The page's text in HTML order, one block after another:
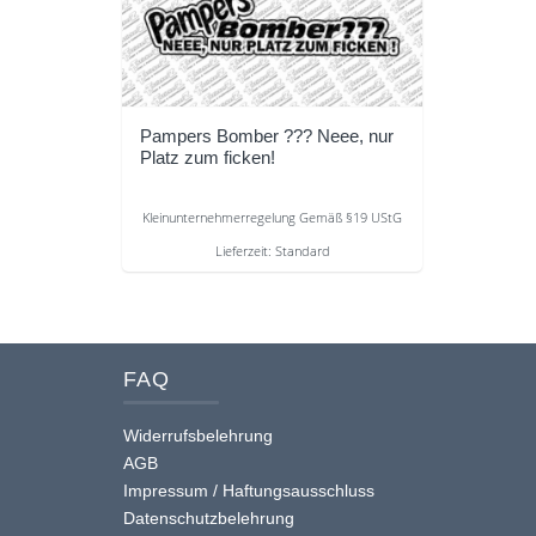
Pampers Bomber ??? Neee, nur
Platz zum ficken!
Kleinunternehmerregelung Gemäß §19 UStG
Lieferzeit: Standard
weist
mehrere
auf.
Die
Optionen
können
FAQ
Widerrufsbelehrung
AGB
Impressum / Haftungsausschluss
Datenschutzbelehrung